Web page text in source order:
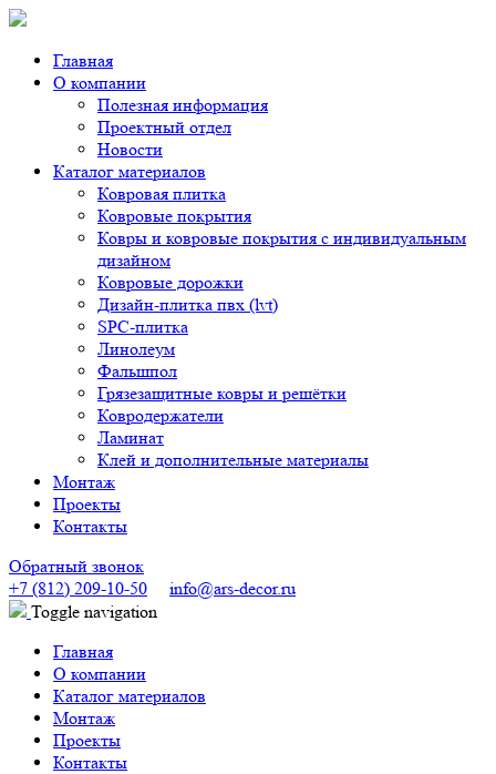
Главная
О компании
Полезная информация
Проектный отдел
Новости
Каталог материалов
Ковровая плитка
Ковровые покрытия
Ковры и ковровые покрытия с индивидуальным
дизайном
Ковровые дорожки
Дизайн-плитка пвх (lvt)
SPC-плитка
Линолеум
Фальшпол
Грязезащитные ковры и решётки
Ковродержатели
Ламинат
Клей и дополнительные материалы
Монтаж
Проекты
Контакты
Обратный звонок
+7 (812) 209-10-50
info@ars-decor.ru
Toggle navigation
Главная
О компании
Каталог материалов
Монтаж
Проекты
Контакты